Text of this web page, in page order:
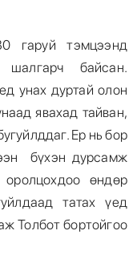
гаруй тэмцээнд
байсан.
унах дуртай олон
явахад тайван,
Ер нь бор
бүхэн дурсамж
өндөр
татах үед
Толбот бортойгоо